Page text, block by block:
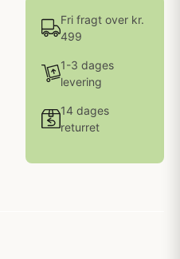
Fri fragt over kr.
499
1-3 dages
levering
14 dages
returret